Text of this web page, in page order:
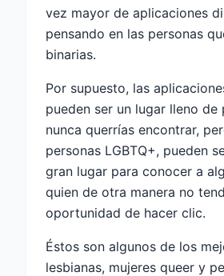
vez mayor de aplicaciones
pensando en las personas
binarias.
Por supuesto, las
pueden ser un lugar lleno de
nunca querrías encontrar,
personas LGBTQ+, pueden
gran lugar para conocer a
quien de otra manera no
oportunidad de hacer clic.
Éstos son algunos de los
lesbianas, mujeres queer y